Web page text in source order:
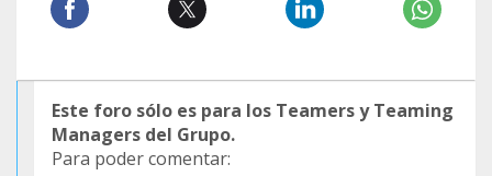
Este foro sólo es para los Teamers y Teaming
Managers del Grupo.
Para poder comentar: